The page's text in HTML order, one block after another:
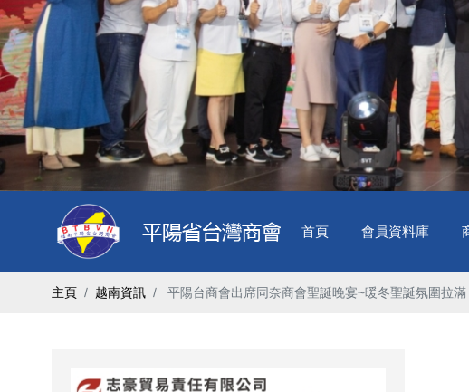
首頁 會員資料庫
主頁 越南資訊 ​ 平陽台商會出席同奈商會聖誕晚宴~暖冬聖誕氛圍拉滿 ​